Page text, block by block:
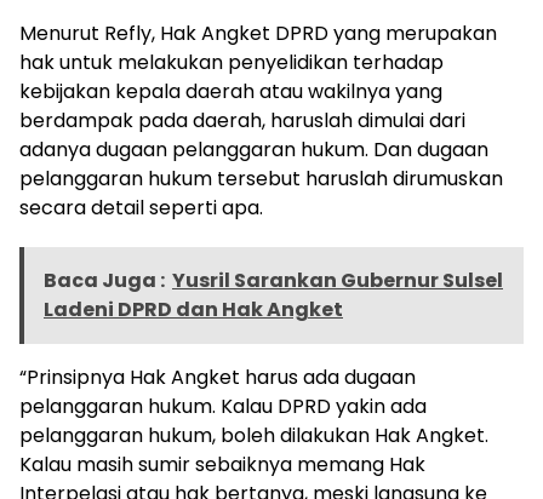
Menurut Refly, Hak Angket DPRD yang merupakan
hak untuk melakukan penyelidikan terhadap
kebijakan kepala daerah atau wakilnya yang
berdampak pada daerah, haruslah dimulai dari
adanya dugaan pelanggaran hukum. Dan dugaan
pelanggaran hukum tersebut haruslah dirumuskan
secara detail seperti apa.
Baca Juga : Yusril Sarankan Gubernur Sulsel
Ladeni DPRD dan Hak Angket
“Prinsipnya Hak Angket harus ada dugaan
pelanggaran hukum. Kalau DPRD yakin ada
pelanggaran hukum, boleh dilakukan Hak Angket.
Kalau masih sumir sebaiknya memang Hak